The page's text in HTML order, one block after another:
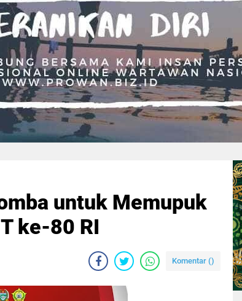
untuk Memupuk
ke-80 RI
Komentar ()